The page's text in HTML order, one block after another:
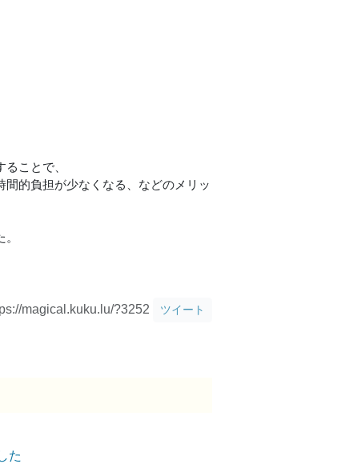
ことで、
的負担が少なくなる、などのメリッ
magical.kuku.lu/?3252 ツイート
た